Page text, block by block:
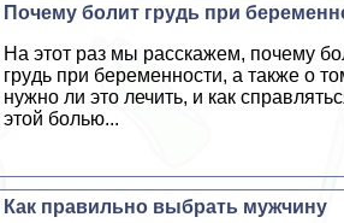
Почему болит гpyдь при
На этот раз мы расскажем, почему
гpyдь при беременности, а также о
нужно ли это лечить, и как
этой болью...
Как правильно выбрать мужчину